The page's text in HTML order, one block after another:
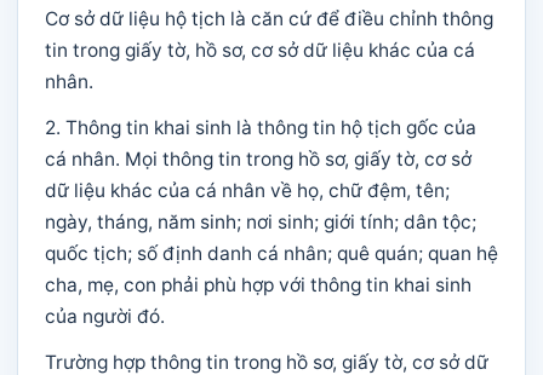
Cơ sở dữ liệu hộ tịch là căn cứ để điều chỉnh thông
tin trong giấy tờ, hồ sơ, cơ sở dữ liệu khác của cá
nhân.
2. Thông tin khai sinh là thông tin hộ tịch gốc của
cá nhân. Mọi thông tin trong hồ sơ, giấy tờ, cơ sở
dữ liệu khác của cá nhân về họ, chữ đệm, tên;
ngày, tháng, năm sinh; nơi sinh; giới tính; dân tộc;
quốc tịch; số định danh cá nhân; quê quán; quan hệ
cha, mẹ, con phải phù hợp với thông tin khai sinh
của người đó.
Trường hợp thông tin trong hồ sơ, giấy tờ, cơ sở dữ